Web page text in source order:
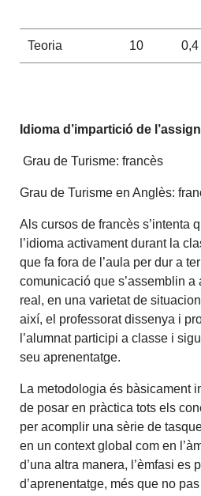
Teoria 10 0,4
Idioma d’impartició de
Grau de Turisme: francès
Grau de Turisme en Anglès:
Als cursos de francès s’intenta
l’idioma activament durant la
que fa fora de l’aula per dur a
comunicació que s’assemblin a
real, en una varietat de
així, el professorat dissenya i
l’alumnat participi a classe i
seu aprenentatge.
La metodologia és bàsicament
de posar en pràctica tots els
per acomplir una sèrie de
en un context global com en
d’una altra manera, l’èmfasi es
d’aprenentatge, més que no